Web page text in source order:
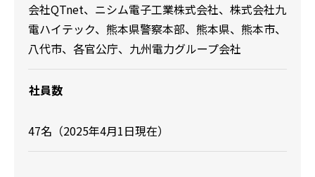
会社QTnet、ニシム電子工業株式会社、株式会社九
電ハイテック、熊本県警察本部、熊本県、熊本市、
八代市、各官公庁、九州電力グループ会社
社員数
47名（2025年4月1日現在）